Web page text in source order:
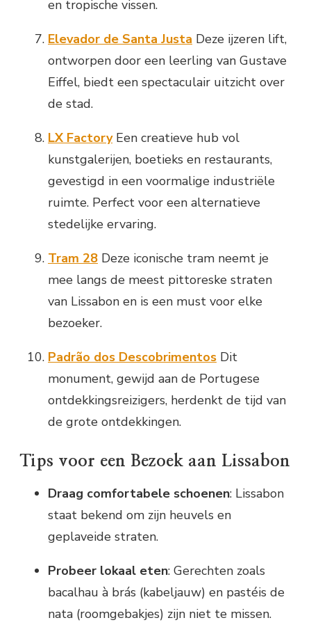
en tropische vissen.
Elevador de Santa Justa Deze ijzeren lift,
ontworpen door een leerling van Gustave
Eiffel, biedt een spectaculair uitzicht over
de stad.
LX FactoryEen creatieve hub vol
kunstgalerijen, boetieks en restaurants,
gevestigd in een voormalige industriële
ruimte. Perfect voor een alternatieve
stedelijke ervaring.
Tram 28 Deze iconische tram neemt je
mee langs de meest pittoreske straten
van Lissabon en is een must voor elke
bezoeker.
Padrão dos Descobrimentos Dit
monument, gewijd aan de Portugese
ontdekkingsreizigers, herdenkt de tijd van
de grote ontdekkingen.
Tips voor een Bezoek aan Lissabon
Draag comfortabele schoenen: Lissabon
staat bekend om zijn heuvels en
geplaveide straten.
Probeer lokaal eten: Gerechten zoals
bacalhau à brás (kabeljauw) en pastéis de
nata (roomgebakjes) zijn niet te missen.